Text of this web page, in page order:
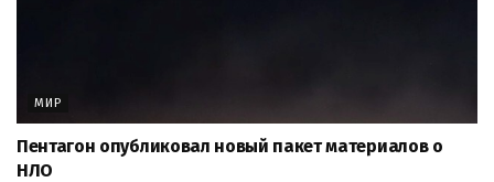
МИР
Пентагон опубликовал новый пакет материалов о
НЛО